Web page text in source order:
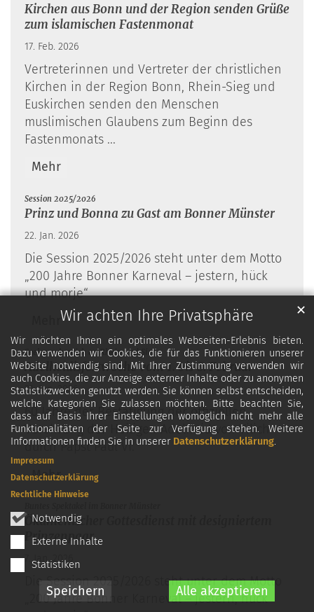
Wir achten Ihre Privatsphäre
Wir möchten Ihnen ein optimales Webseiten-Erlebnis bieten.
Dazu verwenden wir Cookies, die für das Funktionieren unserer
Website notwendig sind. Mit Ihrer Zustimmung verwenden wir
auch Cookies, die zur Anzeige externer Inhalte oder zu anonymen
Statistikzwecken genutzt werden. Sie können selbst entscheiden,
welche Kategorien Sie zulassen möchten. Bitte beachten Sie,
dass auf Basis Ihrer Einstellungen womöglich nicht mehr alle
Funktionalitäten der Seite zur Verfügung stehen. Weitere
Informationen finden Sie in unserer Datenschutzerklärung.
Notwendig
Externe Inhalte
Statistiken
Speichern Alle akzeptieren
✕
Impressum
Datenschutzerklärung
Rechtliche Hinweise
Kirchen aus Bonn und der Region senden Grüße
zum islamischen Fastenmonat
17. Feb. 2026
Vertreterinnen und Vertreter der christlichen
Kirchen in der Region Bonn, Rhein-Sieg und
Euskirchen senden den Menschen
muslimischen Glaubens zum Beginn des
Fastenmonats ...
Mehr
Session 2025/2026
Prinz und Bonna zu Gast am Bonner Münster
22. Jan. 2026
Die Session 2025/2026 steht unter dem Motto
„200 Jahre Bonner Karneval – jestern, hück
und morje“
Seelsorgebereich an Rhein und Sieg:
Adelheidisfestwoche vom 1. bis 8. Februar
21. Jan. 2026
60 Jahre der Bestätigung der offiziellen
Verehrung der Heiligen Adelheid von Vilich
durch Papst Paul VI.
Mehr
Ökumenischer Gottesdienst mit designiertem
Prinzenpaar
7. Jan. 2026
Die Session 2025/2026 steht unter dem Motto
„200 Jahre Bonner Karneval – jestern, hück